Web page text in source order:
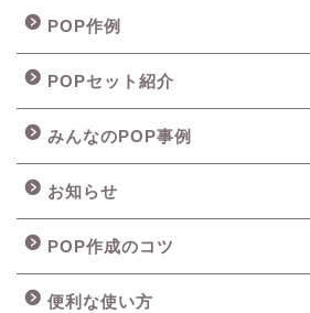
POP作例
POPセット紹介
みんなのPOP事例
お知らせ
POP作成のコツ
便利な使い方